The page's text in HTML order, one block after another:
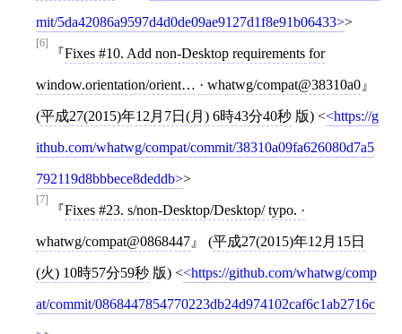
mit/5da42086a9597d4d0de09ae9127d1f8e91b06433 >
[6]
Fixes #10. Add non-Desktop requirements for
window.orientation/orient… · whatwg/compat@38310a0
(平成27(2015)年12月7日(月) 6時43分40秒 版) < https://g
ithub.com/whatwg/compat/commit/38310a09fa626080d7a5
792119d8bbbece8deddb >
[7]
Fixes #23. s/non-Desktop/Desktop/ typo. ·
whatwg/compat@0868447 (平成27(2015)年12月15日
(火) 10時57分59秒 版) < https://github.com/whatwg/comp
at/commit/0868447854770223db24d974102caf6c1ab2716c